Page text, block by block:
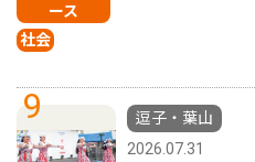
ース
社会
9
逗子・葉山
2026.07.31